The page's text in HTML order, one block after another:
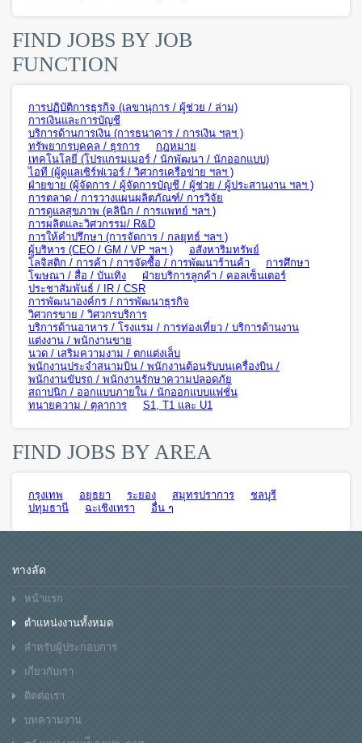
FIND JOBS BY JOB
FUNCTION
การปฏิบัติการธุรกิจ (เลขานุการ / ผู้ช่วย / ล่าม)
การเงินและการบัญชี
บริการด้านการเงิน (การธนาคาร / การเงิน ฯลฯ )
ทรัพยากรบุคคล / ธุรการ
กฎหมาย
เทคโนโลยี (โปรแกรมเมอร์ / นักพัฒนา / นักออกแบบ)
ไอที (ผู้ดูแลเซิร์ฟเวอร์ / วิศวกรเครือข่าย ฯลฯ )
ฝ่ายขาย (ผู้จัดการ / ผู้จัดการบัญชี / ผู้ช่วย / ผู้ประสานงาน ฯลฯ )
การตลาด / การวางแผนผลิตภัณฑ์/ การวิจัย
การดูแลสุขภาพ (คลินิก / การแพทย์ ฯลฯ )
การผลิตและวิศวกรรม/ R&D
การให้คำปรึกษา (การจัดการ / กลยุทธ์ ฯลฯ )
ผู้บริหาร (CEO / GM / VP ฯลฯ )
อสังหาริมทรัพย์
โลจิสติก / การค้า / การจัดซื้อ / การพัฒนาร้านค้า
การศึกษา
โฆษณา / สื่อ / บันเทิง
ฝ่ายบริการลูกค้า / คอลเซ็นเตอร์
ประชาสัมพันธ์ / IR / CSR
การพัฒนาองค์กร / การพัฒนาธุรกิจ
วิศวกรขาย / วิศวกรบริการ
บริการด้านอาหาร / โรงแรม / การท่องเที่ยว / บริการด้านงาน
แต่งงาน / พนักงานขาย
นวด / เสริมความงาม / ตกแต่งเล็บ
พนักงานประจำสนามบิน / พนักงานต้อนรับบนเครื่องบิน /
พนักงานขับรถ / พนักงานรักษาความปลอดภัย
สถาปนิก / ออกแบบภายใน / นักออกแบบแฟชั่น
ทนายความ / ตุลาการ
S1, T1 และ U1
FIND JOBS BY AREA
กรุงเทพ อยุธยา ระยอง สมุทรปราการ
ชลบุรี
ปทุมธานี
ฉะเชิงเทรา อื่น ๆ
ทางลัด
หน้าแรก
ตำแหน่งงานทั้งหมด
สำหรับผู้ประกอบการ
เกี่ยวกับเรา
ติดต่อเรา
บทความงาน